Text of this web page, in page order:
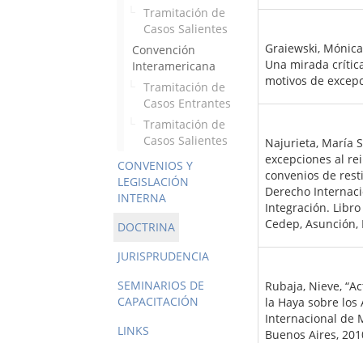
Tramitación de
Casos Salientes
Convención
Interamericana
Tramitación de
Casos Entrantes
Tramitación de
Casos Salientes
CONVENIOS Y
LEGISLACIÓN
INTERNA
DOCTRINA
JURISPRUDENCIA
SEMINARIOS DE
CAPACITACIÓN
LINKS
Graiewski,
Una mirada
motivos de
Najurieta, María
excepciones al
convenios de
Derecho
Integración.
Cedep, Asunción,
Rubaja, Nieve,
la Haya sobre los
Internacional de
Buenos Aires,